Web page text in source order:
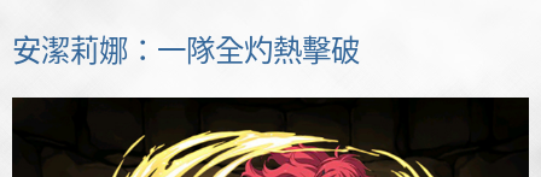
安潔莉娜：一隊全灼熱擊破